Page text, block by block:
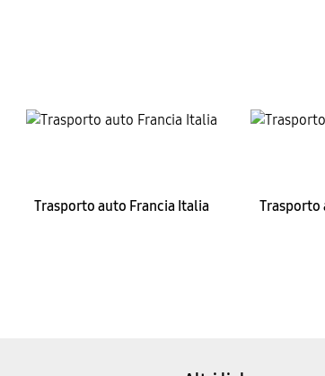
Trasporto auto Francia Italia Trasporto